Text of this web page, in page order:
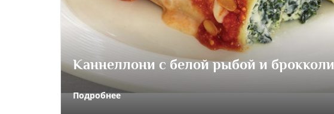
Каннеллони с белой рыбой и брокколи
Подробнее